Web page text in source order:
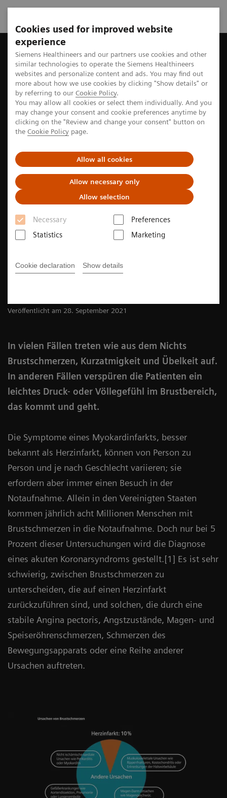
Cookies used for improved website
experience
Siemens Healthineers and our partners use cookies and other
similar technologies to operate the Siemens Healthineers
websites and personalize content and ads. You may find out
more about how we use cookies by clicking "Show details" or
by referring to our Cookie Policy.
You may allow all cookies or select them individually. And you
may change your consent and cookie preferences anytime by
clicking on the "Review and change your consent" button on
the Cookie Policy page.
Allow all cookies
Allow necessary only
Allow selection
Necessary
Preferences
Statistics
Marketing
Cookie declaration Show details
Startseite Perspektiven The right diagnosis at the right time
Point-of-care-Diagnostik
Richtige Diagnose zur rechten
Zeit
Der zunehmende Einsatz von hochsensitiven
kardialen Troponin-Tests kann die Behandlung von
Herzinfarktpatient*innen beschleunigen und die
5
Veröffentlicht am 28. September 2021
In vielen Fällen treten wie aus dem Nichts
Brustschmerzen, Kurzatmigkeit und Übelkeit auf.
In anderen Fällen verspüren die Patienten ein
leichtes Druck- oder Völlegefühl im Brustbereich,
das kommt und geht.
Die Symptome eines Myokardinfarkts, besser
bekannt als Herzinfarkt, können von Person zu
Person und je nach Geschlecht variieren; sie
erfordern aber immer einen Besuch in der
Notaufnahme. Allein in den Vereinigten Staaten
kommen jährlich acht Millionen Menschen mit
Brustschmerzen in die Notaufnahme. Doch nur bei 5
Prozent dieser Untersuchungen wird die Diagnose
eines akuten Koronarsyndroms gestellt.[1] Es ist sehr
schwierig, zwischen Brustschmerzen zu
unterscheiden, die auf einen Herzinfarkt
zurückzuführen sind, und solchen, die durch eine
stabile Angina pectoris, Angstzustände, Magen- und
Speiseröhrenschmerzen, Schmerzen des
Bewegungsapparats oder eine Reihe anderer
Ursachen auftreten.